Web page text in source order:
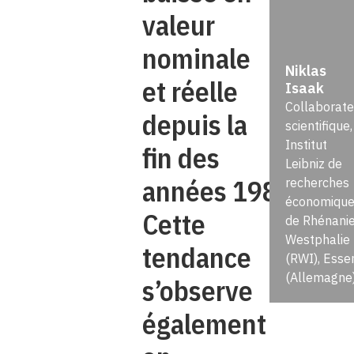
valeur
nominale
et réelle
depuis la
fin des
années 1980.
Cette
tendance
s’observe
également
Niklas
Isaak
scientifique,
Institut
Leibniz de
recherches
de
Westphalie
(RWI),